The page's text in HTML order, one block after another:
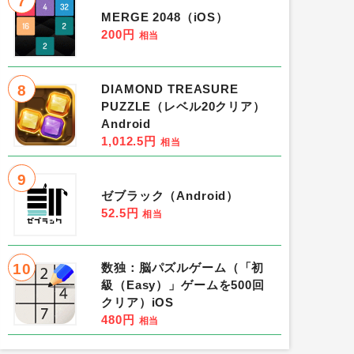
MERGE 2048（iOS）
200円 相当
8
DIAMOND TREASURE
PUZZLE（レベル20クリア）
Android
1,012.5円 相当
9
ゼブラック（Android）
52.5円 相当
10
数独：脳パズルゲーム（「初
級（Easy）」ゲームを500回
クリア）iOS
480円 相当